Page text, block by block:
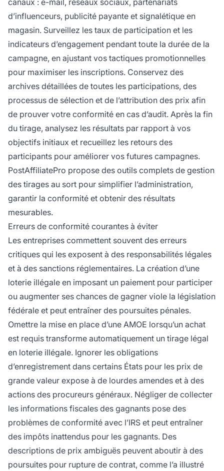
canaux : e-mail, réseaux sociaux, partenariats
d’influenceurs, publicité payante et signalétique en
magasin. Surveillez les taux de participation et les
indicateurs d’engagement pendant toute la durée de la
campagne, en ajustant vos tactiques promotionnelles
pour maximiser les inscriptions. Conservez des
archives détaillées de toutes les participations, des
processus de sélection et de l’attribution des prix afin
de prouver votre conformité en cas d’audit. Après la fin
du tirage, analysez les résultats par rapport à vos
objectifs initiaux et recueillez les retours des
participants pour améliorer vos futures campagnes.
PostAffiliatePro propose des outils complets de gestion
des tirages au sort pour simplifier l’administration,
garantir la conformité et obtenir des résultats
mesurables.
Erreurs de conformité courantes à éviter
Les entreprises commettent souvent des erreurs
critiques qui les exposent à des responsabilités légales
et à des sanctions réglementaires. La création d’une
loterie illégale en imposant un paiement pour participer
ou augmenter ses chances de gagner viole la législation
fédérale et peut entraîner des poursuites pénales.
Omettre la mise en place d’une AMOE lorsqu’un achat
est requis transforme automatiquement un tirage légal
en loterie illégale. Ignorer les obligations
d’enregistrement dans certains États pour les prix de
grande valeur expose à de lourdes amendes et à des
actions des procureurs généraux. Négliger de collecter
les informations fiscales des gagnants pose des
problèmes de conformité avec l’IRS et peut entraîner
des impôts inattendus pour les gagnants. Des
descriptions de prix ambiguës peuvent aboutir à des
poursuites pour rupture de contrat, comme l’a illustré